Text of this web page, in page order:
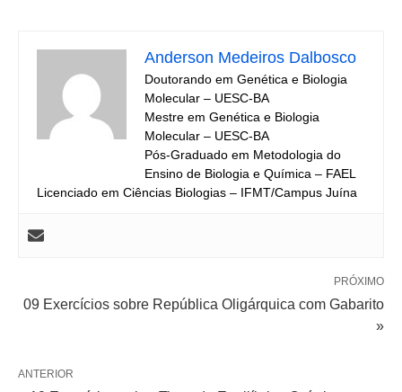
Anderson Medeiros Dalbosco
Doutorando em Genética e Biologia
Molecular – UESC-BA
Mestre em Genética e Biologia
Molecular – UESC-BA
Pós-Graduado em Metodologia do
Ensino de Biologia e Química – FAEL
Licenciado em Ciências Biologias – IFMT/Campus Juína
PRÓXIMO
09 Exercícios sobre República Oligárquica com Gabarito
»
ANTERIOR